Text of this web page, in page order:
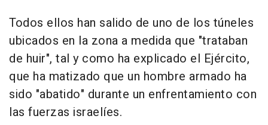
Todos ellos han salido de uno de los túneles
ubicados en la zona a medida que "trataban
de huir", tal y como ha explicado el Ejército,
que ha matizado que un hombre armado ha
sido "abatido" durante un enfrentamiento con
las fuerzas israelíes.